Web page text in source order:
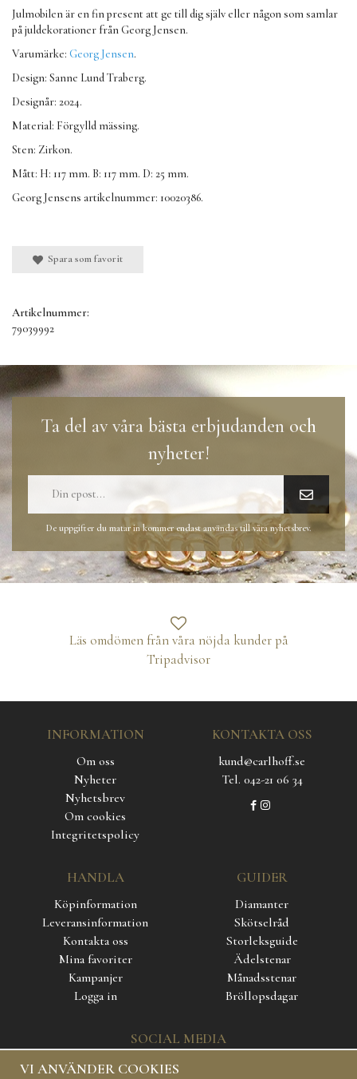
Julmobilen är en fin present att ge till dig själv eller någon som samlar
på juldekorationer från Georg Jensen.
Varumärke: Georg Jensen.
Design: Sanne Lund Traberg.
Designår: 2024.
Material: Förgylld mässing.
Sten: Zirkon.
Mått: H: 117 mm. B: 117 mm. D: 25 mm.
Georg Jensens artikelnummer: 10020386.
Spara som favorit
Artikelnummer:
79039992
Ta del av våra bästa erbjudanden och
nyheter!
De uppgifter du matar in kommer endast användas till våra nyhetsbrev.
Läs omdömen från våra nöjda kunder på
Tripadvisor
INFORMATION
Om oss
Nyheter
Nyhetsbrev
Om cookies
Integritetspolicy
KONTAKTA OSS
kund@carlhoff.se
Tel. 042-21 06 34
HANDLA
Köpinformation
Leveransinformation
Kontakta oss
Mina favoriter
Kampanjer
Logga in
GUIDER
Diamanter
Skötselråd
Storleksguide
Ädelstenar
Månadsstenar
Bröllopsdagar
SOCIAL MEDIA
VI ANVÄNDER COOKIES